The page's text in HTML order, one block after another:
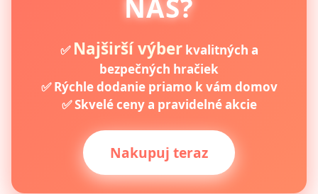
NÁS?
✅ Najširší výberkvalitných a
bezpečných hračiek
✅ Rýchle dodanie priamo k vám domov
✅ Skvelé ceny a pravidelné akcie
Nakupuj teraz